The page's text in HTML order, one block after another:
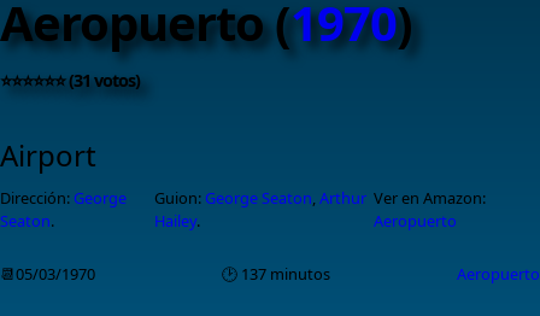
Aeropuerto (1970)
⭐⭐⭐⭐⭐⭐ (31 votos)
Airport
Dirección:George
Seaton.
Guion:George Seaton,Arthur
Hailey.
Ver en Amazon:
Aeropuerto
📆05/03/1970 🕑 137 minutos Aeropuerto